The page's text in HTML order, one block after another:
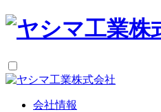
会社情報